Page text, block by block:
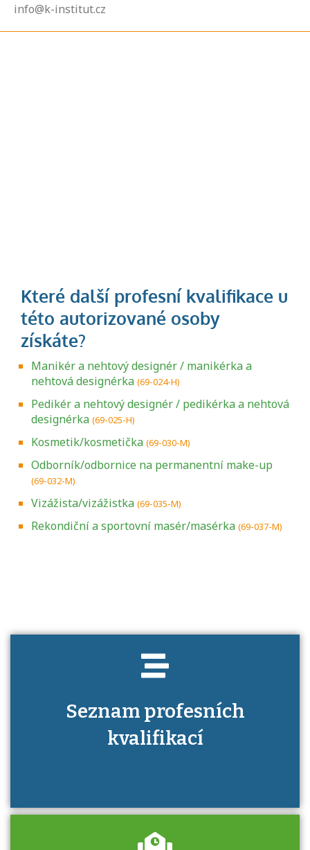
info@k-institut.cz
Manikér a nehtový designér / manikérka a
nehtová designérka (69-024-H)
Pedikér a nehtový designér / pedikérka a nehtová
designérka (69-025-H)
Kosmetik/kosmetička (69-030-M)
Odborník/odbornice na permanentní make-up
(69-032-M)
Vizážista/vizážistka (69-035-M)
Rekondiční a sportovní masér/masérka (69-037-M)
Seznam profesních
kvalifikací
Projděte si seznam profesních kvalifikací.